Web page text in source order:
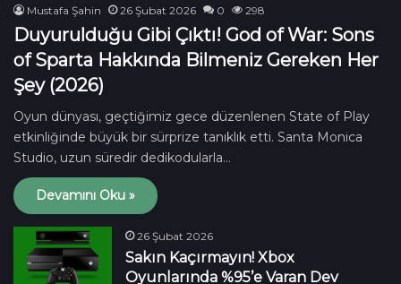
Mustafa Şahin 26 Şubat 2026 0 298
Duyurulduğu Gibi Çıktı! God of War: Sons
of Sparta Hakkında Bilmeniz Gereken Her
Şey (2026)
Oyun dünyası, geçtiğimiz gece düzenlenen State of Play
etkinliğinde büyük bir sürprize tanıklık etti. Santa Monica
Studio, uzun süredir dedikodularla…
Devamını Oku »
26 Şubat 2026
Sakın Kaçırmayın! Xbox
Oyunlarında %95’e Varan Dev